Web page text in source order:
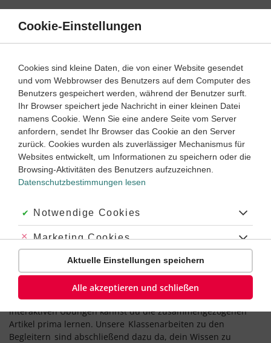
Direkt
Inhalt
Französisch 1. Lernjahr
Zusammengezogene Artikel
Dauer: 40 Minuten
Empfohlen von
Tutor Simjon
Was sind zusammengezogene Artikel im Französischen?
und augesehen, zum Beispiel in
sport – Ich mache
Sportoder inIl vaaucollège – Er geht ins Collège.Die Wörterdu
undausindzusammengezogene Artikel(articles contractés),
die sich aus der Präposition
de
und einem
bestimmten Artikelzusammensetzen.
Alle Erklärungen, um denzusammengezogenen Artikel zu
verstehen, findest du in diesem Lernweg. Mit den
interaktiven Übungen kannst du die zusammengezogenen
Artikel prima lernen. Unsere Klassenarbeiten zu den
Begleitern sind abschließend dazu da, dein Wissen zu
Cookie-Einstellungen
Cookies sind kleine Daten, die von einer Website gesendet
und vom Webbrowser des Benutzers auf dem Computer des
Benutzers gespeichert werden, während der Benutzer surft.
Ihr Browser speichert jede Nachricht in einer kleinen Datei
namens Cookie. Wenn Sie eine andere Seite vom Server
anfordern, sendet Ihr Browser das Cookie an den Server
zurück. Cookies wurden als zuverlässiger Mechanismus für
Websites entwickelt, um Informationen zu speichern oder die
Browsing-Aktivitäten des Benutzers aufzuzeichnen.
Datenschutzbestimmungen lesen
Akzeptiert:
Notwendige Cookies
Abgelehnt:
Marketing Cookies
Abgelehnt:
Personalisierungs-Cookies
Aktuelle Einstellungen speichern
Alle akzeptieren und schließen